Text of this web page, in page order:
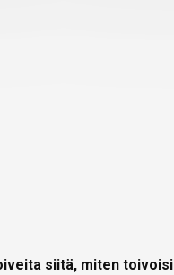
siitä, miten toivoisi